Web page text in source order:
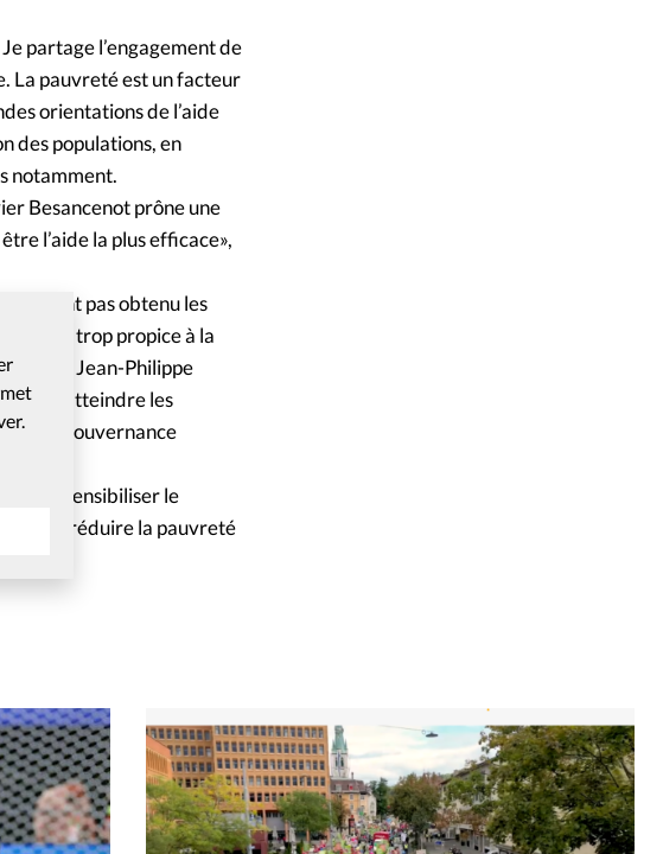
partage l’engagement de
La pauvreté est un facteur
orientations de l’aide
des populations, en
notamment.
Besancenot prône une
l’aide la plus efficace»,
n’ont pas obtenu les
l’Etat, trop propice à la
Et Jean-Philippe
lui d’atteindre les
une gouvernance
de sensibiliser le
pour réduire la pauvreté